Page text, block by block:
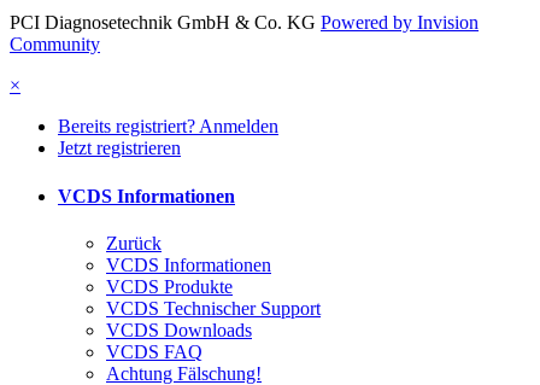
PCI Diagnosetechnik GmbH & Co. KG Powered by Invision
Community
×
Bereits registriert? Anmelden
Jetzt registrieren
VCDS Informationen
Zurück
VCDS Informationen
VCDS Produkte
VCDS Technischer Support
VCDS Downloads
VCDS FAQ
Achtung Fälschung!